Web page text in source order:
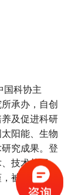
国科协主
承办，自创
及促进科研
阳能、生物
究成果。登
技术札记、
被《EI》收